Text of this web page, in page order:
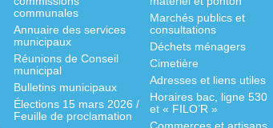
communales
Annuaire des services
municipaux
Réunions de Conseil
municipal
Bulletins municipaux
Élections 15 mars 2026 /
Feuille de proclamation
Marchés publics et
consultations
Déchets ménagers
Cimetière
Adresses et liens utiles
Horaires bac, ligne 530
et « FILO’R »